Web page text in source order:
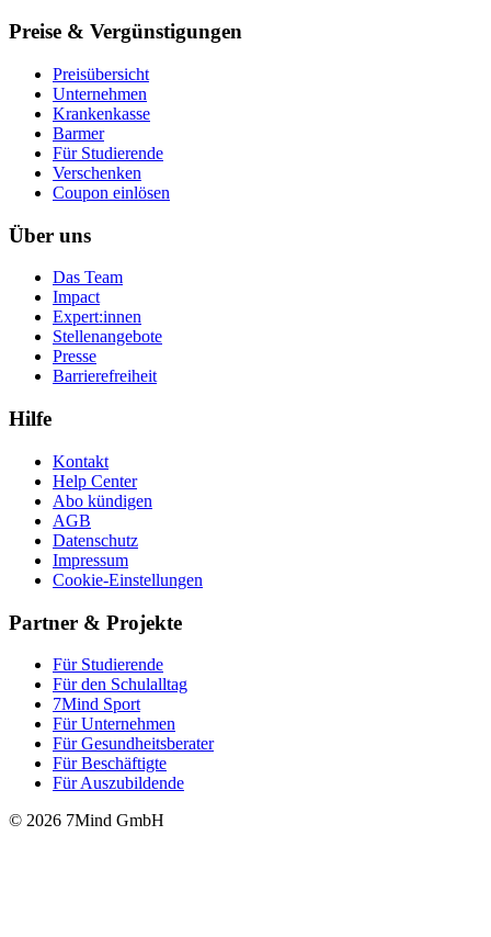
Preise & Vergünstigungen
Preisübersicht
Unternehmen
Krankenkasse
Barmer
Für Studierende
Ver­schen­ken
Coupon einlösen
Über uns
Das Team
Impact
Expert:innen
Stellenangebote
Presse
Barrierefreiheit
Hilfe
Kontakt
Help Center
Abo kündigen
AGB
Datenschutz
Impressum
Cookie-Einstellungen
Partner & Projekte
Für Stu­die­rende
Für den Schulalltag
7Mind Sport
Für Unter­neh­men
Für Gesund­heits­be­ra­ter
Für Beschäftigte
Für Auszubildende
© 2026 7Mind GmbH